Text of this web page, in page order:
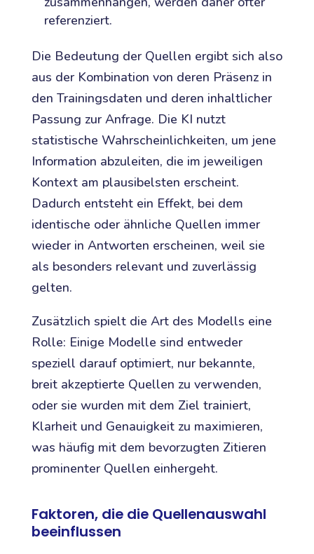
referenziert.
Die Bedeutung der Quellen ergibt sich also
aus der Kombination von deren Präsenz in
den Trainingsdaten und deren inhaltlicher
Passung zur Anfrage. Die KI nutzt
statistische Wahrscheinlichkeiten, um jene
Information abzuleiten, die im jeweiligen
Kontext am plausibelsten erscheint.
Dadurch entsteht ein Effekt, bei dem
identische oder ähnliche Quellen immer
wieder in Antworten erscheinen, weil sie
als besonders relevant und zuverlässig
gelten.
Zusätzlich spielt die Art des Modells eine
Rolle: Einige Modelle sind entweder
speziell darauf optimiert, nur bekannte,
breit akzeptierte Quellen zu verwenden,
oder sie wurden mit dem Ziel trainiert,
Klarheit und Genauigkeit zu maximieren,
was häufig mit dem bevorzugten Zitieren
prominenter Quellen einhergeht.
Faktoren, die die Quellenauswahl
beeinflussen